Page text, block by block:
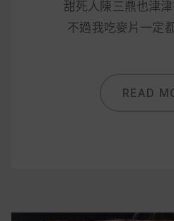
減醣食材推薦
甜死人陳三鼎也津
不過我吃麥片一定
READ